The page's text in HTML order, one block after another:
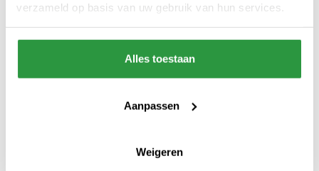
verzameld op basis van uw gebruik van hun services.
Alles toestaan
Aanpassen
Weigeren
winkelen
Dit is het Barista